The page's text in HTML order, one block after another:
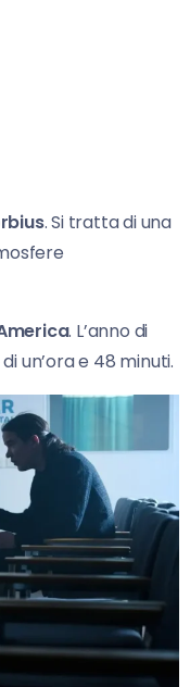
. Si tratta di una
. L’anno di
un’ora e 48 minuti.